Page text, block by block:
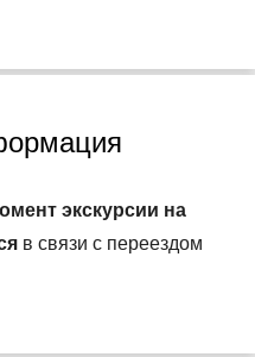
экскурсии на
в связи с переездом